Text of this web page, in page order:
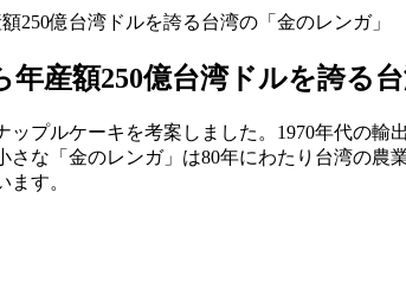
250億台湾ドルを誇る台湾の「金のレンガ」
産額250億台湾ドルを誇る台
プルケーキを考案しました。1970年代の
な「金のレンガ」は80年にわたり台湾の
す。